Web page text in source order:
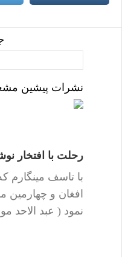
نشرات پیشین
رحلت با افتخار
با تاسف مینگارم
افغان و چهارمین
نمود ( عبد الاحد